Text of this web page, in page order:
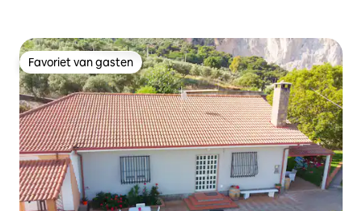
Favoriet van gasten
Favoriet van gasten